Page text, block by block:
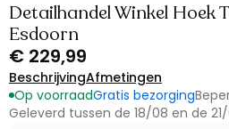
Detailhandel Winkel Hoek
Esdoorn
€ 229,99
BeschrijvingAfmetingen
Op voorraadGratis bezorging
Geleverd tussen de 18/08 en de